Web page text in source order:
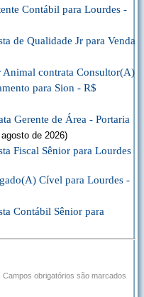
Contábil para Lourdes -
de Qualidade Jr para Venda
Animal contrata Consultor(A)
para Sion - R$
Gerente de Área - Portaria
de 2026)
Fiscal Sênior para Lourdes
Cível para Lourdes -
Contábil Sênior para
Campos obrigatórios são marcados